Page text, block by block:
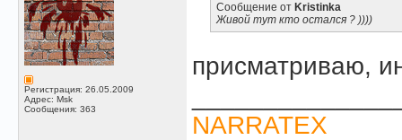
Регистрация: 26.05.2009
Адрес: Msk
Сообщения: 363
Сообщение от Kristinka
Живой тут кто остался ? ))))
присматриваю,
NARRATEX